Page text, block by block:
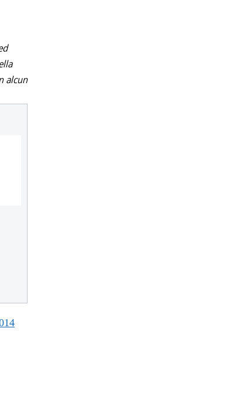
alcun